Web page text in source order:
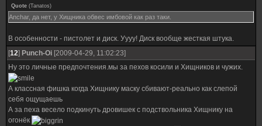
Quote (Tanatos)
Anchar, да нет, у Хищника обвес имбовой как раз таки.
В особенности - пистолет и диск. Уууу! Диск вообще жесткая штука.
[12] Punch-Oi [2009-04-29, 11:02:23]
Ну это личные предпочтения.мы за пехов косили и Хищников и чужих.
А классная фишка когда Хищнику маску сбивают-реально как слепой
себя ощущаешь
А за пеха весело подкинуть дровишек с подствольника Хищнику на
огонёк